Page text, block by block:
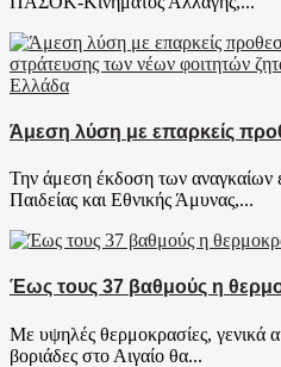
Ελλάδα
Άμεση λύση με επαρκείς
Την άμεση έκδοση των αναγκαίων
Παιδείας και Εθνικής Άμυνας,...
Έως τους 37 βαθμούς η
Με υψηλές θερμοκρασίες, γενικά
βοριάδες στο Αιγαίο θα...